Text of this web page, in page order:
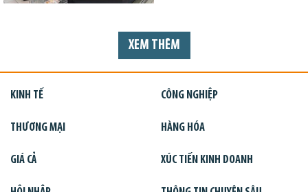
XEM THÊM
KINH TẾ CÔNG NGHIỆP
THƯƠNG MẠI HÀNG HÓA
GIÁ CẢ XÚC TIẾN KINH DOANH